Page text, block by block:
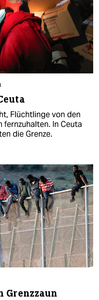
Flüchtlinge von den
In Ceuta
die Grenze.
Grenzzaun